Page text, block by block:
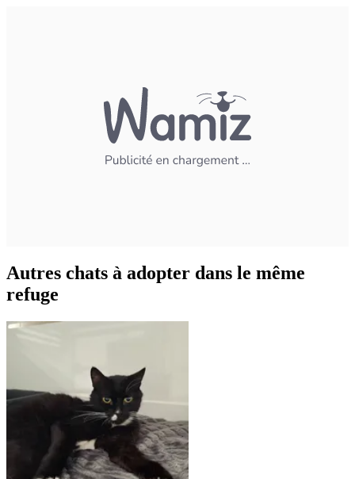
Autres chats à adopter dans le même
refuge